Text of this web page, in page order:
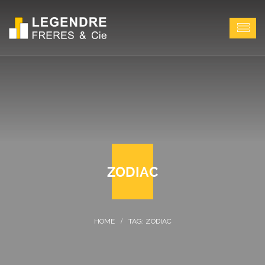
ZODIAC
TAG: ZODIAC